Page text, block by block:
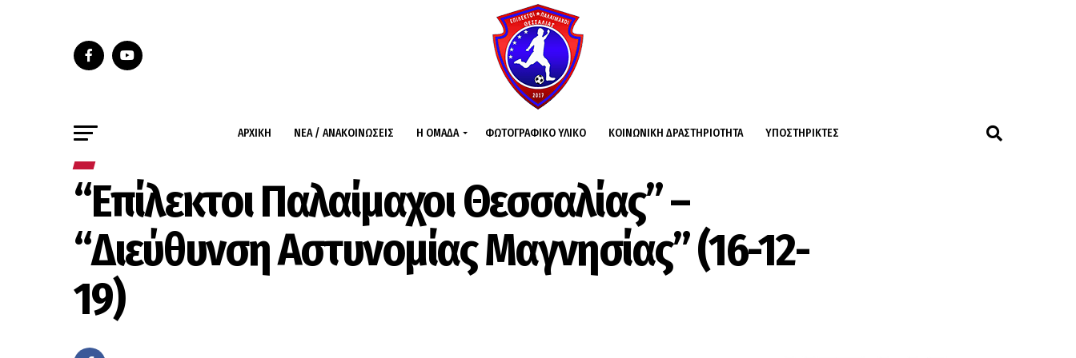
ΑΡΧΙΚΉ ΝΈΑ / ΑΝΑΚΟΙΝΏΣΕΙΣ Η ΟΜΆΔΑ ΦΩΤΟΓΡΑΦΙΚΌ ΥΛΙΚΌ ΚΟΙΝΩΝΙΚΉ ΔΡΑΣΤΗΡΙΌΤΗΤΑ ΥΠΟΣΤΗΡΙΚΤΈΣ
“Επίλεκτοι Παλαίμαχοι Θεσσαλίας” –
“Διεύθυνση Αστυνομίας Μαγνησίας” (16-12-
19)